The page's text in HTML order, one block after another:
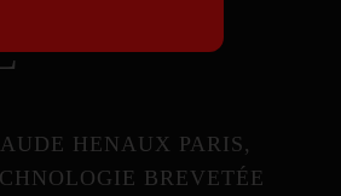
HENAUX PARIS,
BREVETÉE